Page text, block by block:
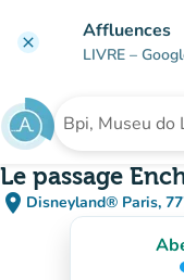
clear Affluences
LIVRE –
Procura uma
Le passage
place Disneyland® Paris,